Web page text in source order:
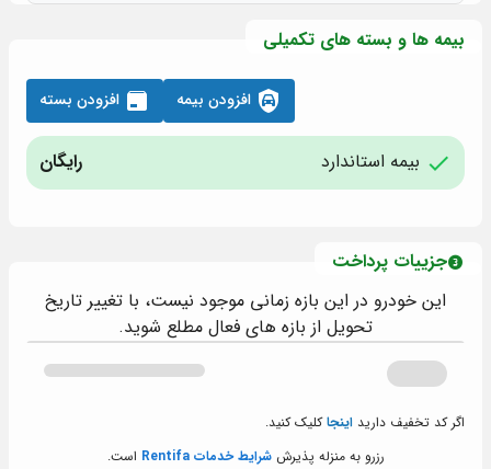
بیمه ها و بسته های تکمیلی
بیمه استاندارد رایگان
جزییات پرداخت
این خودرو در این بازه زمانی موجود نیست، با تغییر تاریخ
تحویل از بازه های فعال مطلع شوید.
اگر کد تخفیف دارید اینجاکلیک کنید.
رزرو به منزله پذیرششرایط خدمات Rentifa است.